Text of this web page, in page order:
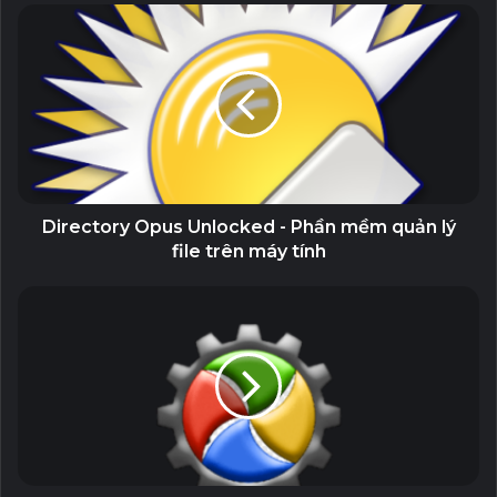
* Phần mềm đuôi Lrepacks, Repackme, Diakov,
KpoJIuK,TryRooM thì chỉ cần chạy file install.cmd là
được. Không chạy file exe.
* Phần mềm đuôi Portable thì chỉ cần giải nén và chạy
file exe, không cần cài đặt.
Related Articles
Menu phát tự động
19 September, 2023
GiliSoft Secure Disc Creator Unlocked
– Ghi đĩa CD/DVD và bảo mật dữ liệu
7 September, 2023
Directory Opus Unlocked - Phần mềm quản lý
file trên máy tính